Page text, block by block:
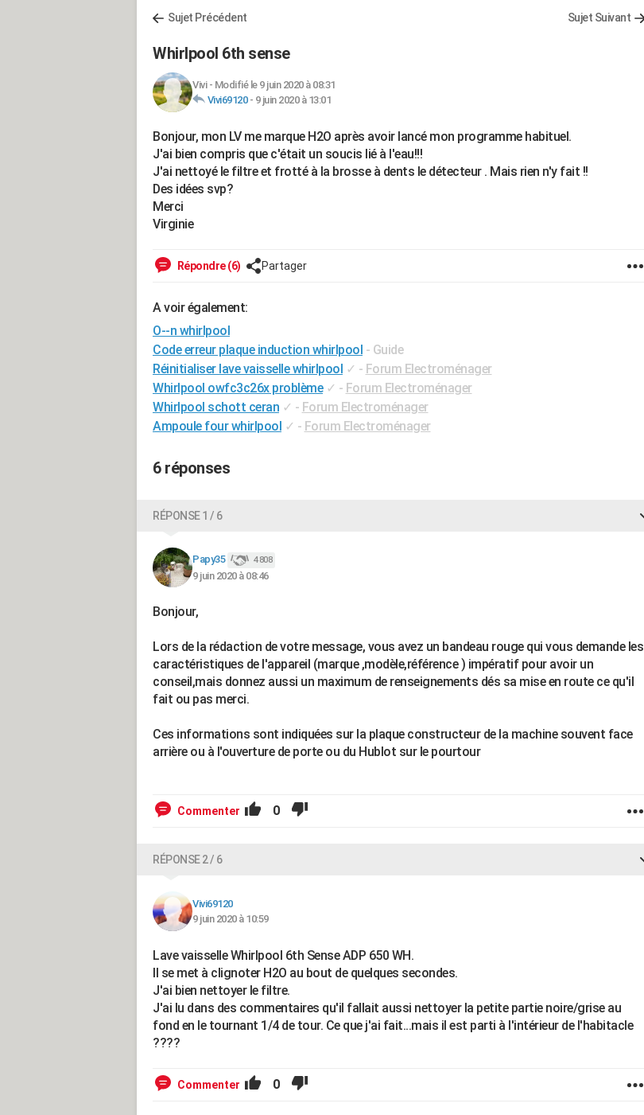
Sujet Précédent Sujet Suivant
Whirlpool 6th sense
Vivi- Modifié le 9 juin 2020 à 08:31
Vivi69120- 9 juin 2020 à 13:01
Bonjour, mon LV me marque H2O après avoir lancé mon programme habituel.
J'ai bien compris que c'était un soucis lié à l'eau!!!
J'ai nettoyé le filtre et frotté à la brosse à dents le détecteur . Mais rien n'y fait !!
Des idées svp?
Merci
Virginie
Répondre (6) Partager
A voir également:
O--n whirlpool
Code erreur plaque induction whirlpool - Guide
Réinitialiser lave vaisselle whirlpool ✓ - Forum Electroménager
Whirlpool owfc3c26x problème ✓ - Forum Electroménager
Whirlpool schott ceran ✓ - Forum Electroménager
Ampoule four whirlpool ✓ - Forum Electroménager
6 réponses
RÉPONSE 1 / 6
Papy35 4 808
9 juin 2020 à 08:46
Bonjour,
Lors de la rédaction de votre message, vous avez un bandeau rouge qui vous demande les
caractéristiques de l'appareil (marque ,modèle,référence ) impératif pour avoir un
conseil,mais donnez aussi un maximum de renseignements dés sa mise en route ce qu'il
fait ou pas merci.
Ces informations sont indiquées sur la plaque constructeur de la machine souvent face
arrière ou à l'ouverture de porte ou du Hublot sur le pourtour
Commenter 0
RÉPONSE 2 / 6
Vivi69120
9 juin 2020 à 10:59
Lave vaisselle Whirlpool 6th Sense ADP 650 WH.
Il se met à clignoter H2O au bout de quelques secondes.
J'ai bien nettoyer le filtre.
J'ai lu dans des commentaires qu'il fallait aussi nettoyer la petite partie noire/grise au
fond en le tournant 1/4 de tour. Ce que j'ai fait...mais il est parti à l'intérieur de l'habitacle
????
Commenter 0